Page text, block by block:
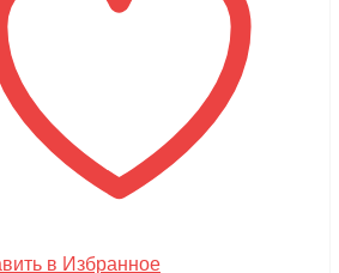
в Избранное